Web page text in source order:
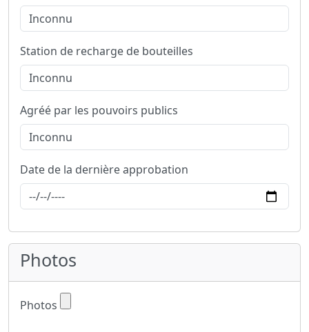
Station de recharge de bouteilles
Agréé par les pouvoirs publics
Date de la dernière approbation
Photos
Photos